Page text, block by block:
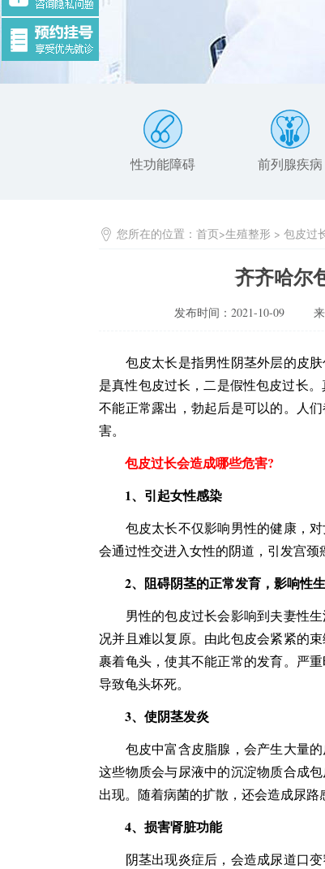
性功能障碍 前列腺疾病
您所在的位置：首页>生殖整形 >包皮过
齐齐哈尔
发布时间：2021-10-09
包皮太长是指男性阴茎外层的皮肤
是真性包皮过长，二是假性包皮过长
不能正常露出，勃起后是可以的。人
害。
包皮过长会造成哪些危害?
1、引起女性感染
包皮太长不仅影响男性的健康，对
会通过性交进入女性的阴道，引发宫颈
2、阻碍阴茎的正常发育，影响性
男性的包皮过长会影响到夫妻性生
况并且难以复原。由此包皮会紧紧的
裹着龟头，使其不能正常的发育。严
导致龟头坏死。
3、使阴茎发炎
包皮中富含皮脂腺，会产生大量的
这些物质会与尿液中的沉淀物质合成
出现。随着病菌的扩散，还会造成尿路
4、损害肾脏功能
阴茎出现炎症后，会造成尿道口变